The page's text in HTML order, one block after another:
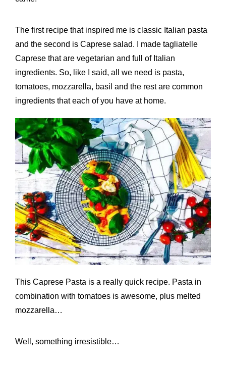
The first recipe that inspired me is classic Italian pasta
and the second is Caprese salad. I made tagliatelle
Caprese that are vegetarian and full of Italian
ingredients. So, like I said, all we need is pasta,
tomatoes, mozzarella, basil and the rest are common
ingredients that each of you have at home.
This Caprese Pasta is a really quick recipe. Pasta in
combination with tomatoes is awesome, plus melted
mozzarella…
Well, something irresistible…